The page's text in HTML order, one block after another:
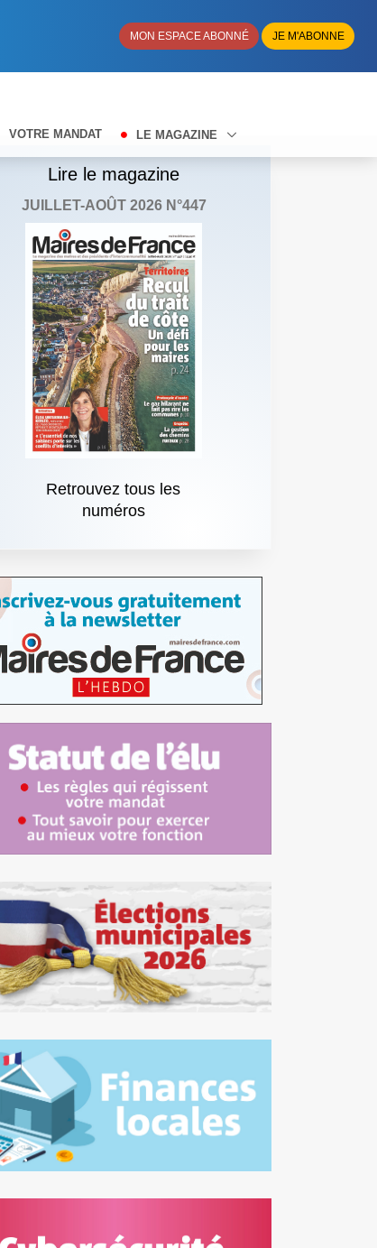
MON ESPACE ABONNÉ JE M'ABONNE
VOTRE MANDAT LE MAGAZINE
Lire le magazine
JUILLET-AOÛT 2026 N°447
Retrouvez tous les
numéros